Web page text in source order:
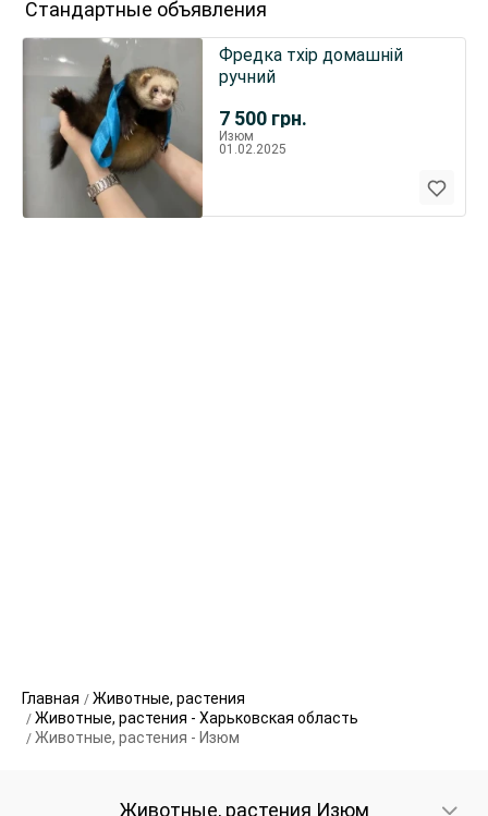
Стандартные объявления
7 500 грн.
Фредка тхір домашній
ручний
Изюм
01.02.2025
Главная
Животные, растения
Животные, растения - Харьковская область
Животные, растения - Изюм
Животные, растения Изюм